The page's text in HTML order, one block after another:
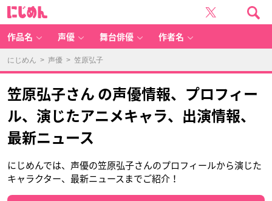
作品名 声優 舞台俳優 作者名
にじめん > 声優 > 笠原弘子
笠原弘子さん の声優情報、プロフィー
ル、演じたアニメキャラ、出演情報、
最新ニュース
にじめんでは、声優の笠原弘子さんのプロフィールから演じた
キャラクター、最新ニュースまでご紹介！